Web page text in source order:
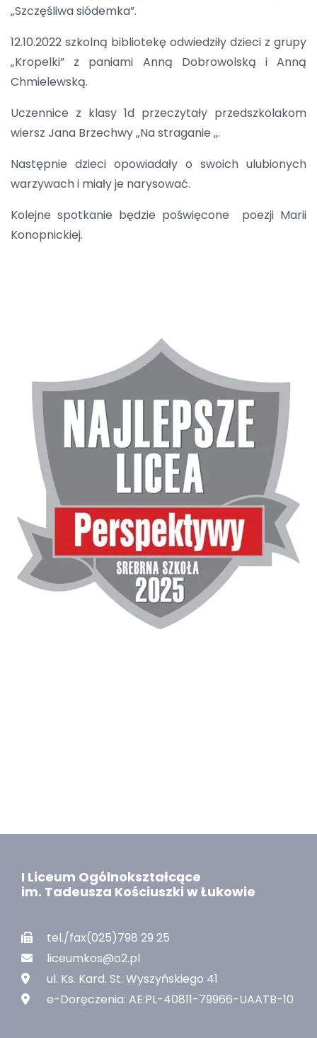
„Szczęśliwa siódemka”.
12.10.2022 szkolną bibliotekę odwiedziły dzieci z grupy
„Kropelki” z paniami Anną Dobrowolską i Anną
Chmielewską.
Uczennice z klasy 1d przeczytały przedszkolakom
wiersz Jana Brzechwy „Na straganie „.
Następnie dzieci opowiadały o swoich ulubionych
warzywach i miały je narysować.
Kolejne spotkanie będzie poświęcone poezji Marii
Konopnickiej.
I Liceum Ogólnokształcące
im. Tadeusza Kościuszki w Łukowie
tel./fax(025)798 29 25
liceumkos@o2.pl
ul. Ks. Kard. St. Wyszyńskiego 41
e-Doręczenia: AE:PL-40811-79966-UAATB-10